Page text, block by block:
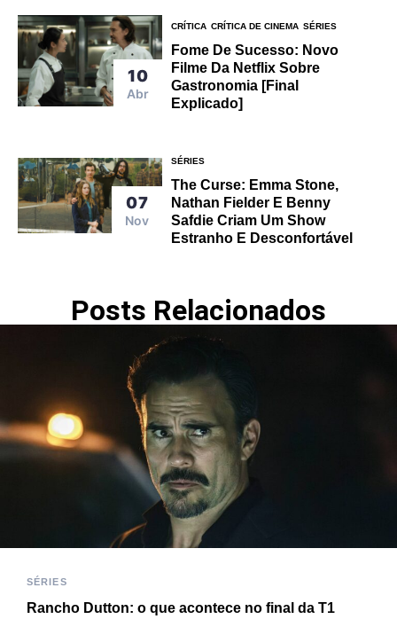
10
Abr
CRÍTICA CRÍTICA DE CINEMA SÉRIES
Fome De Sucesso: Novo
Filme Da Netflix Sobre
Gastronomia [Final
Explicado]
07
Nov
SÉRIES
The Curse: Emma Stone,
Nathan Fielder E Benny
Safdie Criam Um Show
Estranho E Desconfortável
Posts Relacionados
SÉRIES
Rancho Dutton: o que acontece no final da T1